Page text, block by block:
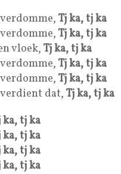
Tj ka, tj ka
Tj ka, tj ka
vloek, Tj ka, tj ka
Tj ka, tj ka
Tj ka, tj ka
dat, Tj ka, tj ka
ka, tj ka
ka, tj ka
ka, tj ka
ka, tj ka